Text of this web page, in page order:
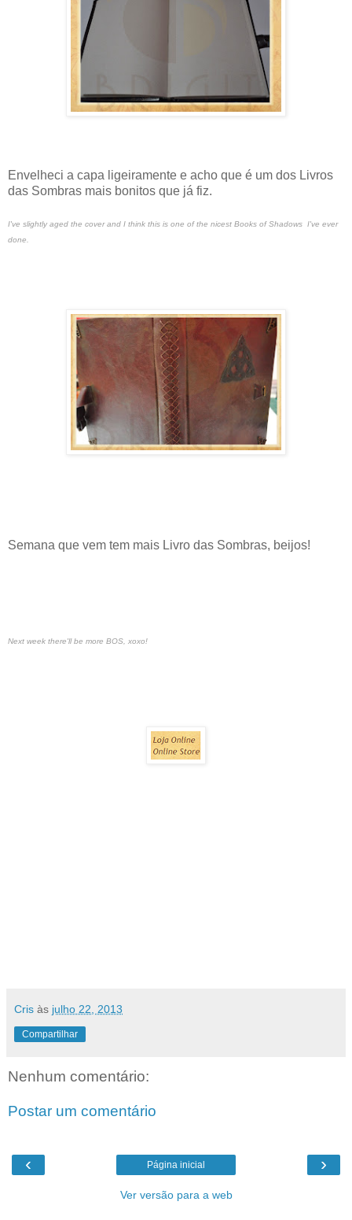
Envelheci a capa ligeiramente e acho que é um dos Livros
das Sombras mais bonitos que já fiz.
I've slightly aged the cover and I think this is one of the nicest Books of Shadows I've ever
done.
Semana que vem tem mais Livro das Sombras, beijos!
Next week there'll be more BOS, xoxo!
Cris às julho 22, 2013
Compartilhar
Nenhum comentário:
Postar um comentário
‹ ›
Página inicial
Ver versão para a web